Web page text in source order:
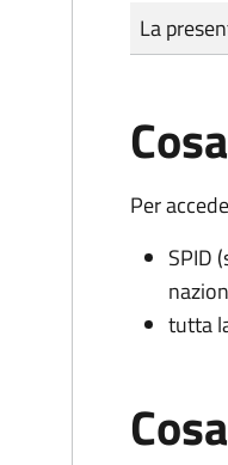
Tipo di
Importo
La
Per
SPID
tutta